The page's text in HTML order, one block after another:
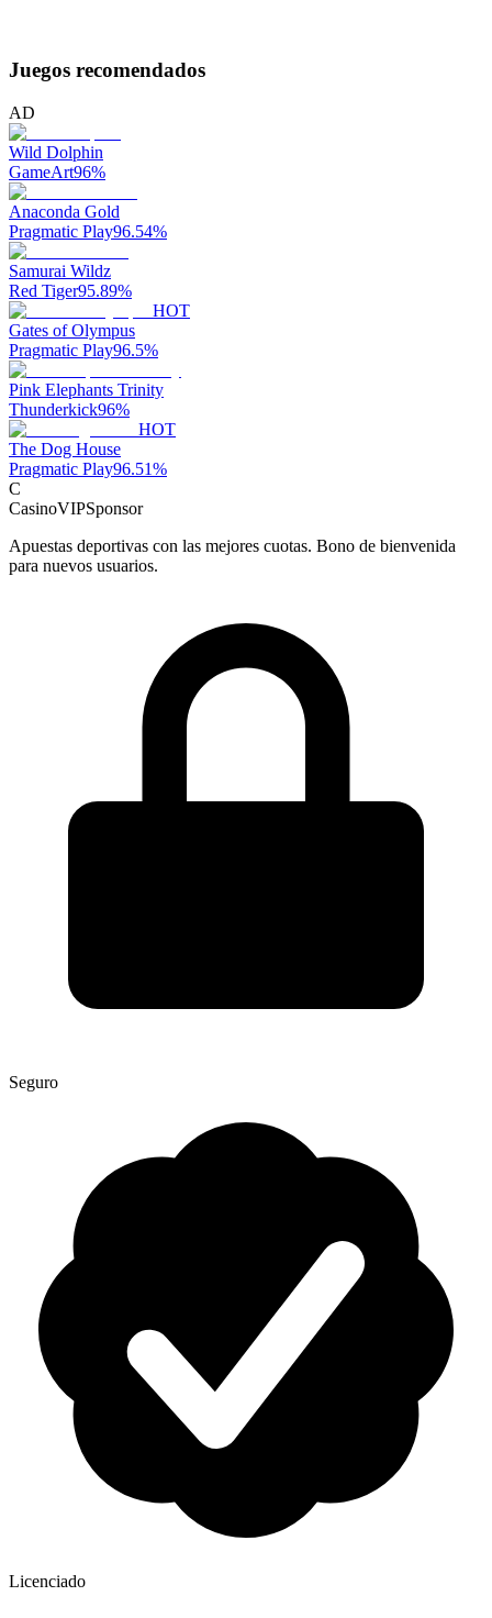
Juegos recomendados
AD
Wild Dolphin
GameArt96%
Anaconda Gold
Pragmatic Play96.54%
Samurai Wildz
Red Tiger95.89%
HOT
Gates of Olympus
Pragmatic Play96.5%
Pink Elephants Trinity
Thunderkick96%
HOT
The Dog House
Pragmatic Play96.51%
C
CasinoVIPSponsor
Apuestas deportivas con las mejores cuotas. Bono de bienvenida
para nuevos usuarios.
Seguro
Licenciado